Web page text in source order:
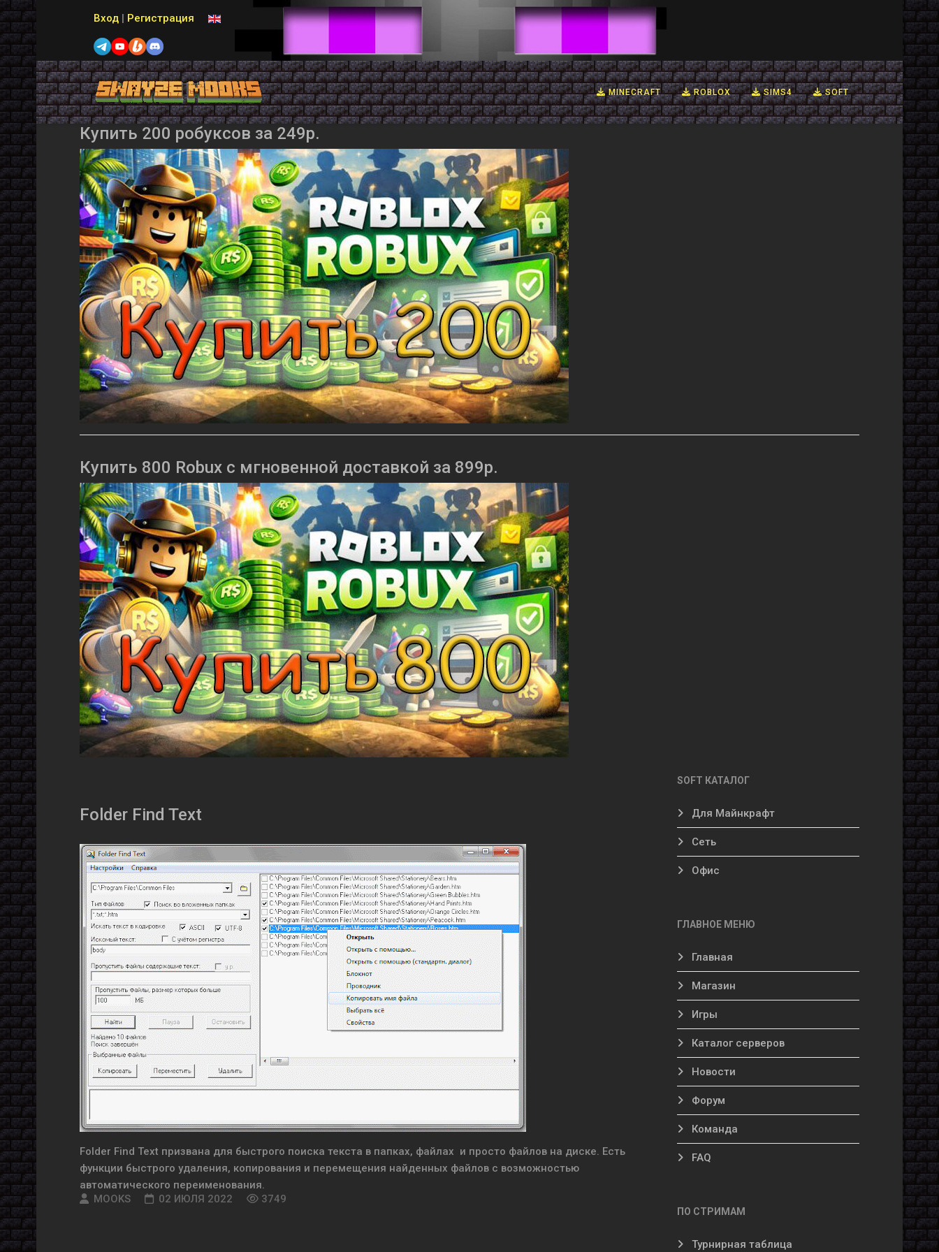
Вход | Регистрация Выберите язык
MINECRAFT ROBLOX SIMS4 SOFT
Купить 200 робуксов за 249р.
Купить 800 Robux с мгновенной доставкой за 899р.
Folder Find Text
Folder Find Text призвана для быстрого поиска текста в папках, файлах и просто файлов на диске. Есть
функции быстрого удаления, копирования и перемещения найденных файлов с возможностью
автоматического переименования.
MOOKS
02 ИЮЛЯ 2022 3749
SOFT КАТАЛОГ
Для Майнкрафт
Сеть
Офис
ГЛАВНОЕ МЕНЮ
Главная
Магазин
Игры
Каталог серверов
Новости
Форум
Команда
FAQ
ПО СТРИМАМ
Турнирная таблица